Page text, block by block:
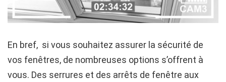
En bref, si vous souhaitez assurer la sécurité de
vos fenêtres, de nombreuses options s’offrent à
vous. Des serrures et des arrêts de fenêtre aux